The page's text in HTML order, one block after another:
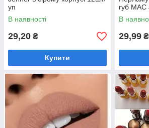
закуповуючи її дрібними
партіями. Саме тому
перевірені сертифіковані
виготовлені з
компонентів на сучасному
Тайвані та Україні.Тут ви
декоративну косметику
губ та очей.
уп
В наявності
29,20 ₴
Купити
губ
В
29,99 ₴